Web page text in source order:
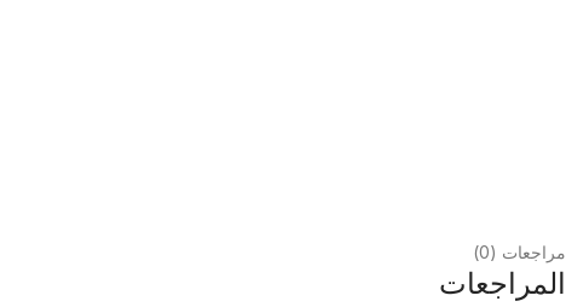
مراجعات (0)
المراجعات